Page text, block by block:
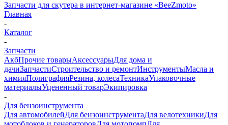
Запчасти для скутера в интернет-магазине «BeeZmoto»
Главная
-
Каталог
-
Запчасти
АкбПрочие товарыАксессуарыДля дома и
дачиЗапчастиСтроительство и ремонтИнструментыМасла и
химияПолиграфияРезина, колесаТехникаУпаковочные
материалыУцененный товарЭкипировка
-
Для бензоинструмента
Для автомобилейДля бензоинструментаДля велотехникиДля